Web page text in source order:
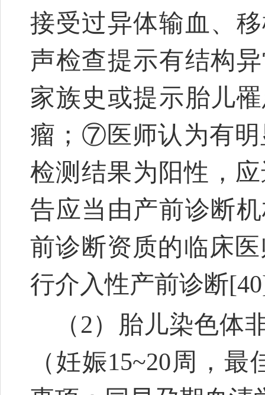
接受过异体输血、
声检查提示有结构
家族史或提示胎儿
瘤；⑦医师认为有明
检测结果为阳性，
告应当由产前诊断
前诊断资质的临床
行介入性产前诊断
（2）胎儿染色体
（妊娠15~20周，